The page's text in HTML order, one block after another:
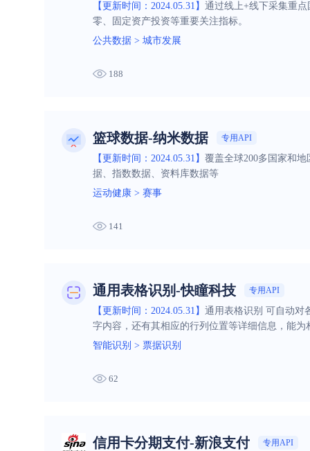
【更新时间：2024.05.31】 通过线上+线下采集重
零、固定资产投资等重要关注指标。
公共数据 > 城市发展
188
篮球数据-纳米数据 专用API
【更新时间：2024.05.31】 覆盖全球200多国家和
据、指数数据、资料库数据等
运动健康 > 赛事
141
通用表格识别-快瞳科技 专用API
【更新时间：2024.05.31】 通用表格识别 可自动对
字内容，还有其相应的行列位置等详细信息，能
智能识别 > 票据识别
62
信用卡分期支付-新浪支付 专用API